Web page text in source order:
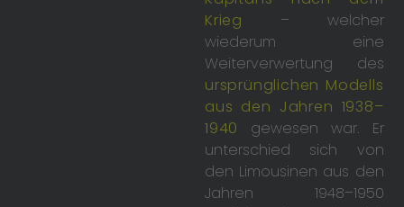
Krieg – welcher
wiederum eine
Weiterverwertung des
ursprünglichen Modells
aus den Jahren 1938–
1940 gewesen war. Er
unterschied sich von
den Limousinen aus den
Jahren 1948–1950